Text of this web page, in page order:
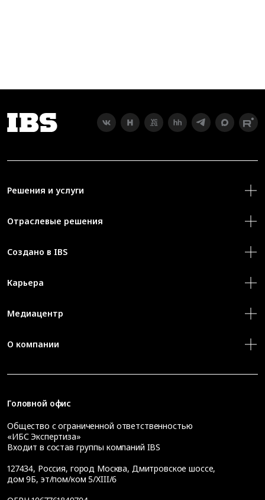
Решения и услуги
Отраслевые решения
Создано в IBS
Карьера
Медиацентр
О компании
Головной офис
Общество с ограниченной ответственностью
«ИБС Экспертиза»
Входит в состав группы компаний IBS
127434, Россия, город Москва, Дмитровское шоссе,
дом 9Б, эт/пом/ком 5/XIII/6